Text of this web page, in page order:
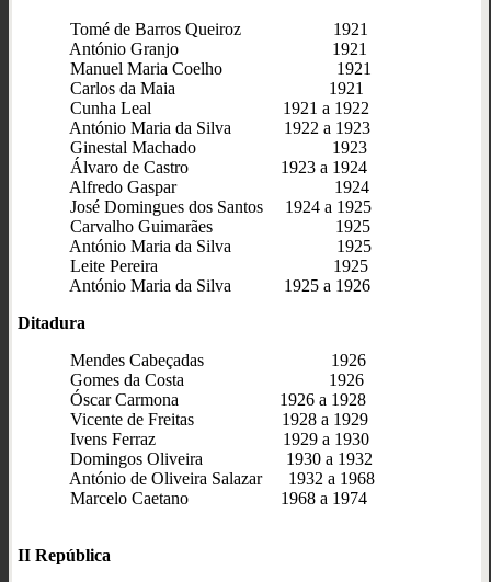
Tomé de Barros Queiroz 1921
António Granjo 1921
Manuel Maria Coelho 1921
Carlos da Maia 1921
Cunha Leal 1921 a 1922
António Maria da Silva 1922 a 1923
Ginestal Machado 1923
Álvaro de Castro 1923 a 1924
Alfredo Gaspar 1924
José Domingues dos Santos 1924 a 1925
Carvalho Guimarães 1925
António Maria da Silva 1925
Leite Pereira 1925
António Maria da Silva 1925 a 1926
Ditadura
Mendes Cabeçadas 1926
Gomes da Costa 1926
Óscar Carmona 1926 a 1928
Vicente de Freitas 1928 a 1929
Ivens Ferraz 1929 a 1930
Domingos Oliveira 1930 a 1932
António de Oliveira Salazar 1932 a 1968
Marcelo Caetano 1968 a 1974
II República